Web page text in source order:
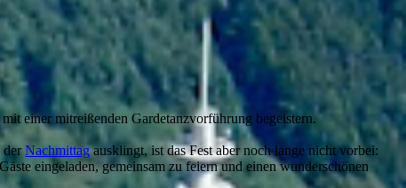
einer mitreißenden Gardetanzvorführung begeistern.
derNachmittagausklingt, ist das Fest aber noch lange nicht vorbei:
eingeladen, gemeinsam zu feiern und einen wunderschönen